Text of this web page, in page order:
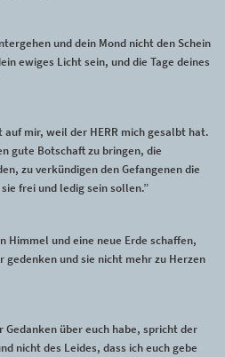
und dein Mond nicht den Schein
ewiges Licht sein, und die Tage deines
auf mir, weil der HERR mich gesalbt hat.
gute Botschaft zu bringen, die
zu verkündigen den Gefangenen die
frei und ledig sein sollen.”
Himmel und eine neue Erde schaffen,
gedenken und sie nicht mehr zu Herzen
über euch habe, spricht der
nicht des Leides, dass ich euch gebe